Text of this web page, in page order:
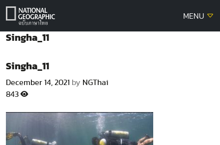
Skip
MENU
Singha_11
Singha_11
December 14, 2021 by NGThai
843